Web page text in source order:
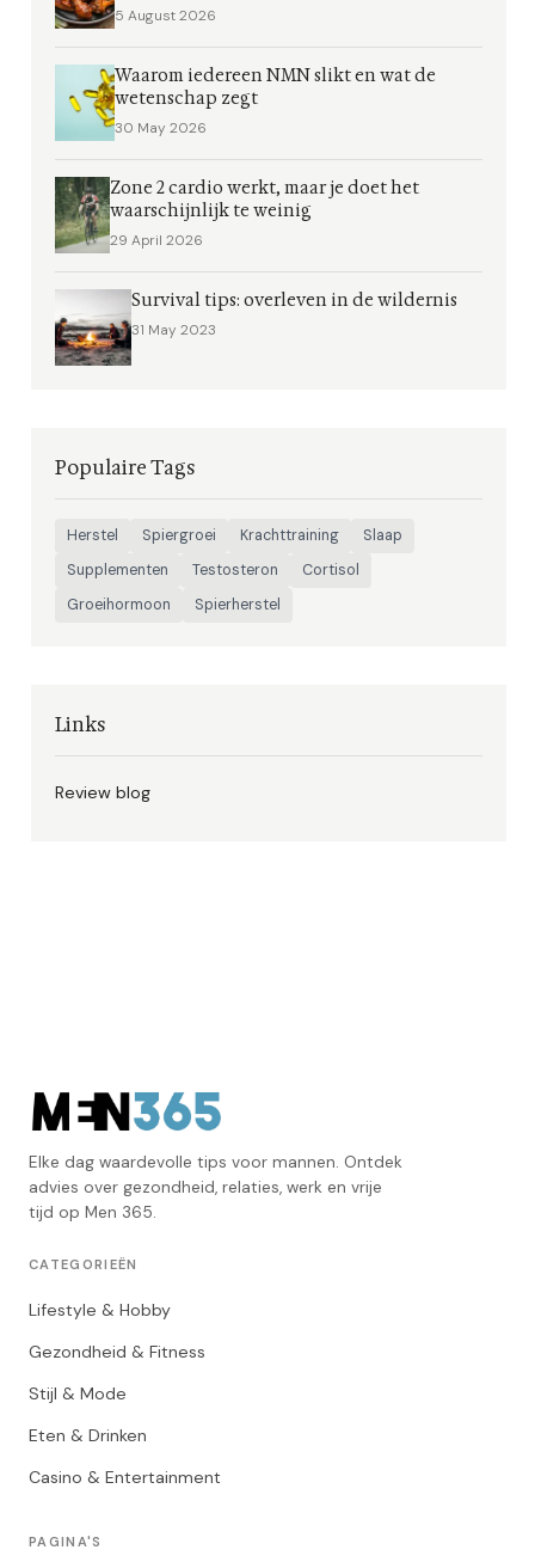
5 August 2026
Waarom iedereen NMN slikt en wat de
wetenschap zegt
30 May 2026
Zone 2 cardio werkt, maar je doet het
waarschijnlijk te weinig
29 April 2026
Survival tips: overleven in de wildernis
31 May 2023
Populaire Tags
Herstel Spiergroei Krachttraining
Slaap
Supplementen
Testosteron
Cortisol
Groeihormoon
Spierherstel
Links
Review blog
Elke dag waardevolle tips voor mannen. Ontdek
advies over gezondheid, relaties, werk en vrije
tijd op Men 365.
CATEGORIEËN
Lifestyle & Hobby
Gezondheid & Fitness
Stijl & Mode
Eten & Drinken
Casino & Entertainment
PAGINA'S